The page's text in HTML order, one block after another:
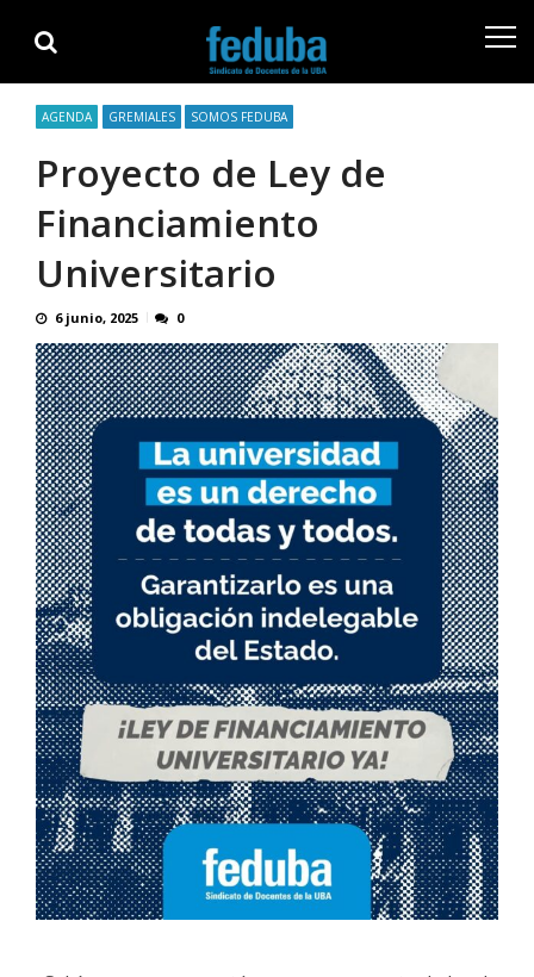
navigation
content
AGENDA GREMIALES SOMOS FEDUBA
Proyecto de Ley de
Financiamiento
Universitario
6 junio, 2025 0